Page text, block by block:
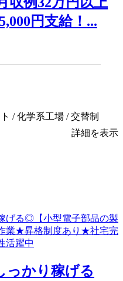
円支給！...
/ 化学系工場 / 交替制
詳細を表示
っかり稼げる